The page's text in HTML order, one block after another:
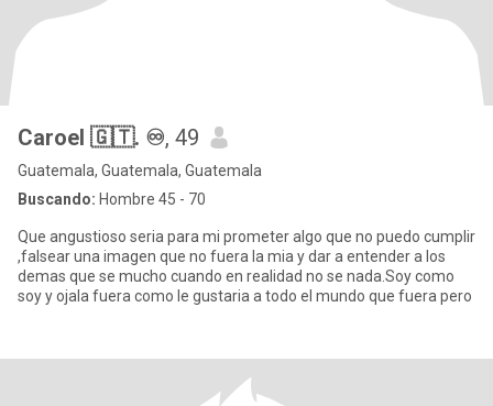
Caroel 🇬🇹. ♾️, 49
Guatemala, Guatemala, Guatemala
Buscando: Hombre 45 - 70
Que angustioso seria para mi prometer algo que no puedo cumplir
,falsear una imagen que no fuera la mia y dar a entender a los
demas que se mucho cuando en realidad no se nada.Soy como
soy y ojala fuera como le gustaria a todo el mundo que fuera pero